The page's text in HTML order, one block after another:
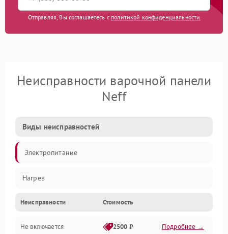
Отправляя, Вы соглашаетесь с политикой конфиденциальности
Неисправности варочной панели
Neff
Виды неисправностей
Электропитание
Нагрев
Неисправности Стоимость
Не включается 2500 ₽ Подробнее →